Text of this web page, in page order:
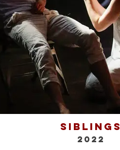
Siblings
2022